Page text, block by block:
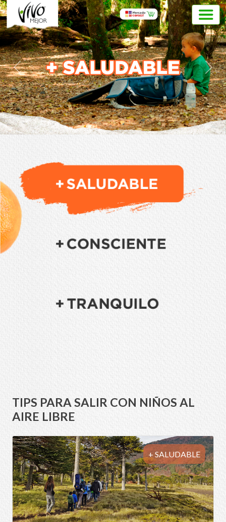
Previous Next
TIPS PARA SALIR CON NIÑOS AL
AIRE LIBRE
+ SALUDABLE